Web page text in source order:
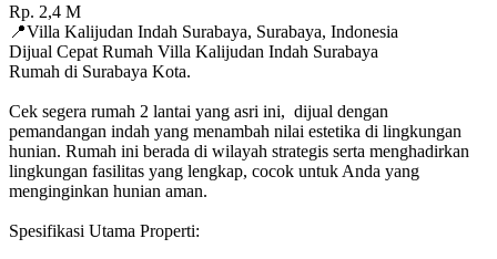
Rp. 2,4 M
📍Villa Kalijudan Indah Surabaya, Surabaya, Indonesia
Dijual Cepat Rumah Villa Kalijudan Indah Surabaya
Rumah di Surabaya Kota.
Cek segera rumah 2 lantai yang asri ini, dijual dengan
pemandangan indah yang menambah nilai estetika di lingkungan
hunian. Rumah ini berada di wilayah strategis serta menghadirkan
lingkungan fasilitas yang lengkap, cocok untuk Anda yang
menginginkan hunian aman.
Spesifikasi Utama Properti: